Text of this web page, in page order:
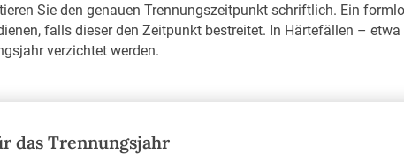
Sie den genauen Trennungszeitpunkt schriftlich. Ein
falls dieser den Zeitpunkt bestreitet. In Härtefällen –
verzichtet werden.
das Trennungsjahr